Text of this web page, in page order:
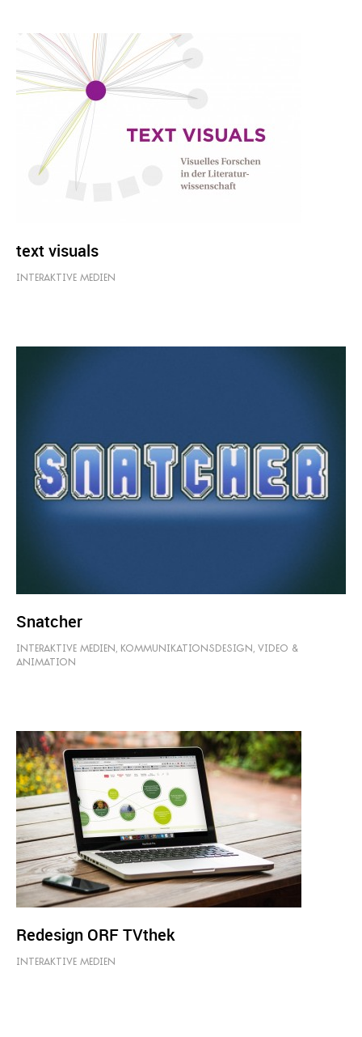
text visuals
INTERAKTIVE MEDIEN
Snatcher
INTERAKTIVE MEDIEN, KOMMUNIKATIONSDESIGN, VIDEO &
ANIMATION
Redesign ORF TVthek
INTERAKTIVE MEDIEN